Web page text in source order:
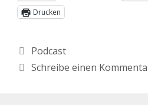
Drucken
Podcast
Schreibe einen